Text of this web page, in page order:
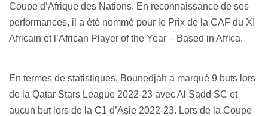
Coupe d’Afrique des Nations. En reconnaissance de ses
performances, il a été nommé pour le Prix de la CAF du XI
Africain et l’African Player of the Year – Based in Africa.
En termes de statistiques, Bounedjah a marqué 9 buts lors
de la Qatar Stars League 2022-23 avec Al Sadd SC et
aucun but lors de la C1 d’Asie 2022-23. Lors de la Coupe